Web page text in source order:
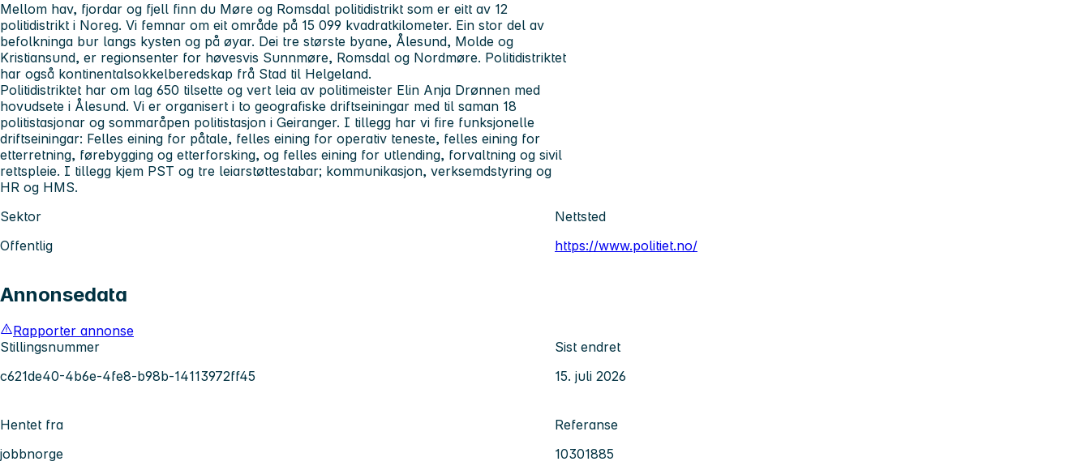
Mellom hav, fjordar og fjell finn du Møre og Romsdal politidistrikt som er eitt av 12
politidistrikt i Noreg. Vi femnar om eit område på 15 099 kvadratkilometer. Ein stor del av
befolkninga bur langs kysten og på øyar. Dei tre største byane, Ålesund, Molde og
Kristiansund, er regionsenter for høvesvis Sunnmøre, Romsdal og Nordmøre. Politidistriktet
har også kontinentalsokkelberedskap frå Stad til Helgeland.
Politidistriktet har om lag 650 tilsette og vert leia av politimeister Elin Anja Drønnen med
hovudsete i Ålesund. Vi er organisert i to geografiske driftseiningar med til saman 18
politistasjonar og sommaråpen politistasjon i Geiranger. I tillegg har vi fire funksjonelle
driftseiningar: Felles eining for påtale, felles eining for operativ teneste, felles eining for
etterretning, førebygging og etterforsking, og felles eining for utlending, forvaltning og sivil
rettspleie. I tillegg kjem PST og tre leiarstøttestabar; kommunikasjon, verksemdstyring og
HR og HMS.
Sektor
Offentlig
Nettsted
https://www.politiet.no/
Annonsedata
Rapporter annonse
Stillingsnummer
c621de40-4b6e-4fe8-b98b-14113972ff45
Sist endret
15. juli 2026
Hentet fra
jobbnorge
Referanse
10301885